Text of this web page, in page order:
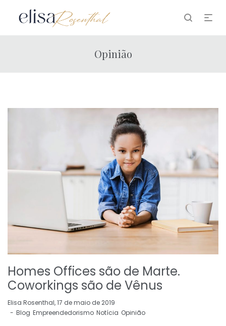
Opinião
Homes Offices são de Marte.
Coworkings são de Vênus
by
Elisa Rosenthal 17 de maio de 2019
Blog Empreendedorismo Notícia Opinião